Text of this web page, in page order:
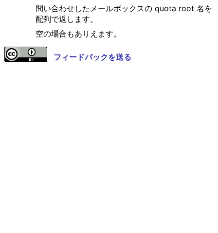
問い合わせしたメールボックスの quota root 名を
配列で返します。
空の場合もありえます。
フィードバックを送る